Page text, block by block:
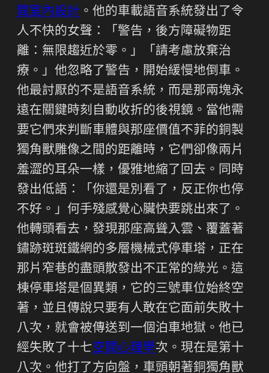
間室內設計 。他的車載語音系統發出了令
人不快的女聲：「警告，後方障礙物距
離：無限趨近於零。」「請考慮放棄治
療。」他忽略了警告，開始緩慢地倒車。
他最討厭的不是語音系統，而是那兩塊永
遠在關鍵時刻自動收折的後視鏡。當他需
要它們來判斷車體與那座價值不菲的銅製
獨角獸雕像之間的距離時，它們卻像兩片
羞澀的耳朵一樣，優雅地縮了回去。同時
發出低語：「你還是別看了，反正你也停
不好。」何手殘感覺心臟快要跳出來了。
他轉頭看去，發現那座高聳入雲、覆蓋著
鏽跡斑斑鐵網的多層機械式停車塔，正在
那片窄巷的盡頭散發出不正常的綠光。這
棟停車塔是個異類，它的三號車位始終空
著，並且傳說只要有人敢在它面前失敗十
八次，就會被傳送到一個泊車地獄。他已
經失敗了十七空間心理學次。現在是第十
八次。他打了方向盤，車頭朝著銅獨角獸